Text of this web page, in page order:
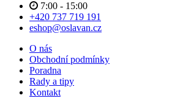
7:00 - 15:00
+420 737 719 191
eshop@oslavan.cz
O nás
Obchodní podmínky
Poradna
Rady a tipy
Kontakt